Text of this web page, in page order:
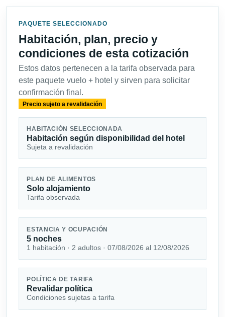
PAQUETE SELECCIONADO
Habitación, plan, precio y
condiciones de esta cotización
Estos datos pertenecen a la tarifa observada para
este paquete vuelo + hotel y sirven para solicitar
confirmación final.
Precio sujeto a revalidación
HABITACIÓN SELECCIONADA
Habitación según disponibilidad del hotel
Sujeta a revalidación
PLAN DE ALIMENTOS
Solo alojamiento
Tarifa observada
ESTANCIA Y OCUPACIÓN
5 noches
1 habitación · 2 adultos · 07/08/2026 al 12/08/2026
POLÍTICA DE TARIFA
Revalidar política
Condiciones sujetas a tarifa